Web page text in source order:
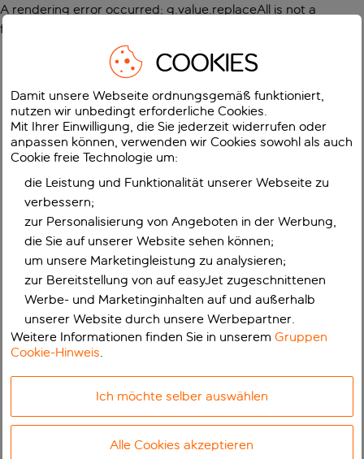
A rendering error occurred: g.value.replaceAll is not a
function
COOKIES
Damit unsere Webseite ordnungsgemäß funktioniert,
nutzen wir unbedingt erforderliche Cookies.
Mit Ihrer Einwilligung, die Sie jederzeit widerrufen oder
anpassen können, verwenden wir Cookies sowohl als auch
Cookie freie Technologie um:
die Leistung und Funktionalität unserer Webseite zu
verbessern;
zur Personalisierung von Angeboten in der Werbung,
die Sie auf unserer Website sehen können;
um unsere Marketingleistung zu analysieren;
zur Bereitstellung von auf easyJet zugeschnittenen
Werbe- und Marketinginhalten auf und außerhalb
unserer Website durch unsere Werbepartner.
Weitere Informationen finden Sie in unseremGruppen
Cookie-Hinweis.
Ich möchte selber auswählen
Alle Cookies akzeptieren